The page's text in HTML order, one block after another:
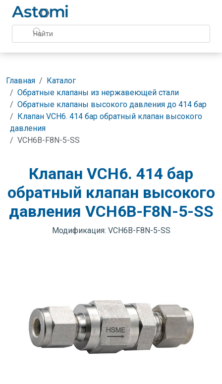
Главная
Каталог
Обратные клапаны из нержавеющей стали
Обратные клапаны высокого давления до 414 бар
Клапан VCH6. 414 бар обратный клапан высокого
давления
VCH6B-F8N-5-SS
Клапан VCH6. 414 бар
обратный клапан высокого
давления VCH6B-F8N-5-SS
Модификация: VCH6B-F8N-5-SS